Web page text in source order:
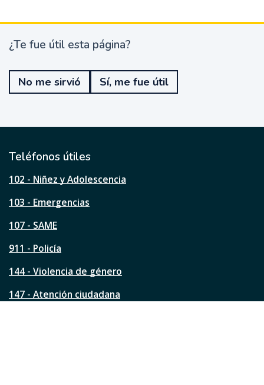
¿
e
u
t
l
s
a
á
i
a
¿Te fue útil esta página?
No me sirvió Sí, me fue útil
Teléfonos útiles
102 - Niñez y Adolescencia
103 - Emergencias
107 - SAME
911 - Policía
144 - Violencia de género
147 - Atención ciudadana